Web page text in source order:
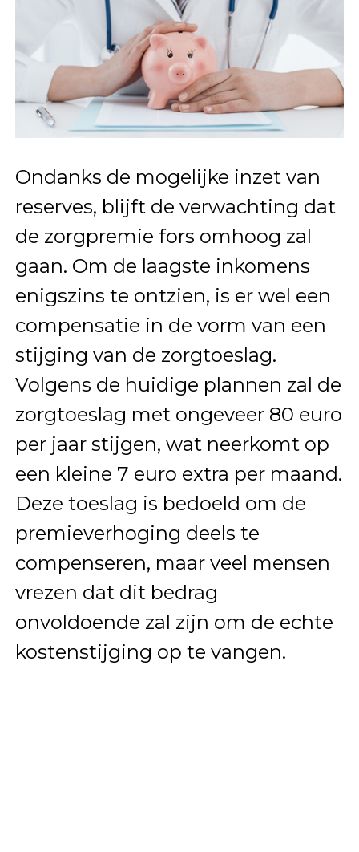
Ondanks de mogelijke inzet van
reserves, blijft de verwachting dat
de zorgpremie fors omhoog zal
gaan. Om de laagste inkomens
enigszins te ontzien, is er wel een
compensatie in de vorm van een
stijging van de zorgtoeslag.
Volgens de huidige plannen zal de
zorgtoeslag met ongeveer 80 euro
per jaar stijgen, wat neerkomt op
een kleine 7 euro extra per maand.
Deze toeslag is bedoeld om de
premieverhoging deels te
compenseren, maar veel mensen
vrezen dat dit bedrag
onvoldoende zal zijn om de echte
kostenstijging op te vangen.